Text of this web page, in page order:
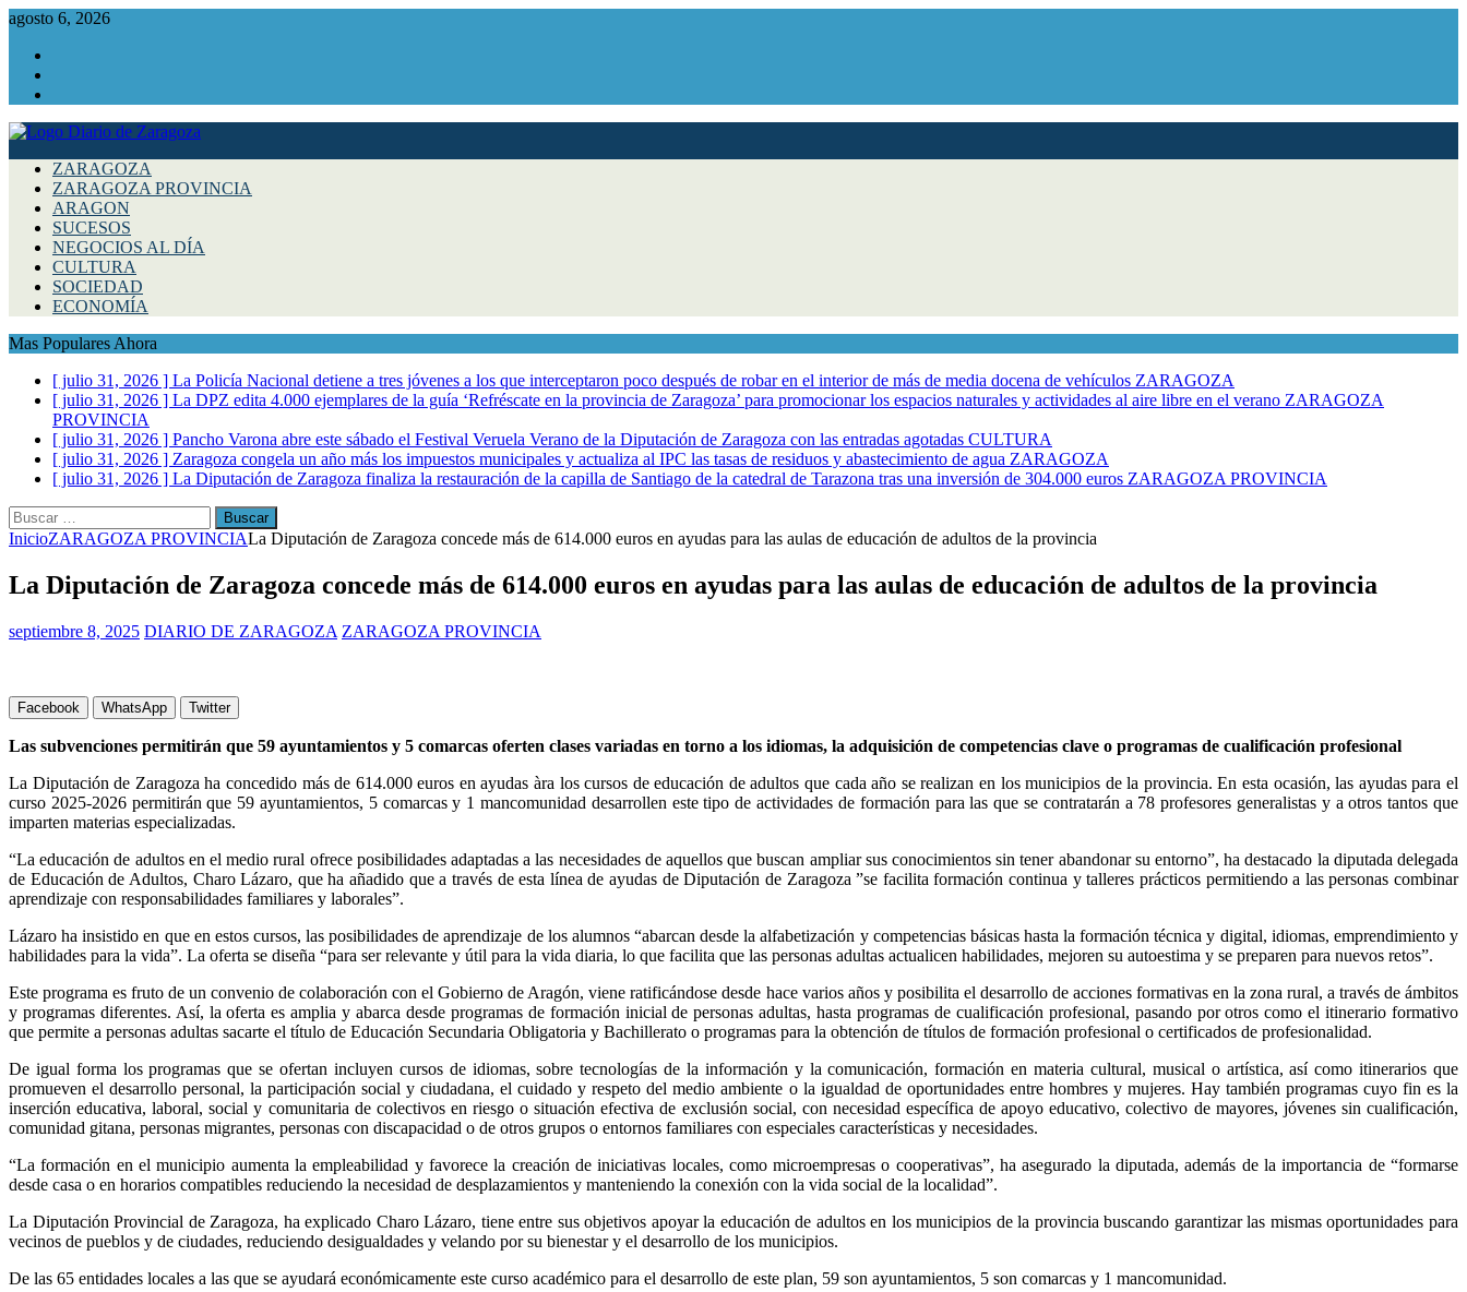
agosto 6, 2026
ZARAGOZA
ZARAGOZA PROVINCIA
ARAGON
SUCESOS
NEGOCIOS AL DÍA
CULTURA
SOCIEDAD
ECONOMÍA
Mas Populares Ahora
[ julio 31, 2026 ] La Policía Nacional detiene a tres jóvenes a los que interceptaron poco después de robar en el interior de más de media docena de vehículos ZARAGOZA
[ julio 31, 2026 ] La DPZ edita 4.000 ejemplares de la guía ‘Refréscate en la provincia de Zaragoza’ para promocionar los espacios naturales y actividades al aire libre en el verano ZARAGOZA
PROVINCIA
[ julio 31, 2026 ] Pancho Varona abre este sábado el Festival Veruela Verano de la Diputación de Zaragoza con las entradas agotadas CULTURA
[ julio 31, 2026 ] Zaragoza congela un año más los impuestos municipales y actualiza al IPC las tasas de residuos y abastecimiento de agua ZARAGOZA
[ julio 31, 2026 ] La Diputación de Zaragoza finaliza la restauración de la capilla de Santiago de la catedral de Tarazona tras una inversión de 304.000 euros ZARAGOZA PROVINCIA
Buscar:
InicioZARAGOZA PROVINCIALa Diputación de Zaragoza concede más de 614.000 euros en ayudas para las aulas de educación de adultos de la provincia
La Diputación de Zaragoza concede más de 614.000 euros en ayudas para las aulas de educación de adultos de la provincia
septiembre 8, 2025 DIARIO DE ZARAGOZA ZARAGOZA PROVINCIA
Facebook WhatsApp Twitter
Las subvenciones permitirán que 59 ayuntamientos y 5 comarcas oferten clases variadas en torno a los idiomas, la adquisición de competencias clave o programas de cualificación profesional
La Diputación de Zaragoza ha concedido más de 614.000 euros en ayudas àra los cursos de educación de adultos que cada año se realizan en los municipios de la provincia. En esta ocasión, las ayudas para el
curso 2025-2026 permitirán que 59 ayuntamientos, 5 comarcas y 1 mancomunidad desarrollen este tipo de actividades de formación para las que se contratarán a 78 profesores generalistas y a otros tantos que
imparten materias especializadas.
“La educación de adultos en el medio rural ofrece posibilidades adaptadas a las necesidades de aquellos que buscan ampliar sus conocimientos sin tener abandonar su entorno”, ha destacado la diputada delegada
de Educación de Adultos, Charo Lázaro, que ha añadido que a través de esta línea de ayudas de Diputación de Zaragoza ”se facilita formación continua y talleres prácticos permitiendo a las personas combinar
aprendizaje con responsabilidades familiares y laborales”.
Lázaro ha insistido en que en estos cursos, las posibilidades de aprendizaje de los alumnos “abarcan desde la alfabetización y competencias básicas hasta la formación técnica y digital, idiomas, emprendimiento y
habilidades para la vida”. La oferta se diseña “para ser relevante y útil para la vida diaria, lo que facilita que las personas adultas actualicen habilidades, mejoren su autoestima y se preparen para nuevos retos”.
Este programa es fruto de un convenio de colaboración con el Gobierno de Aragón, viene ratificándose desde hace varios años y posibilita el desarrollo de acciones formativas en la zona rural, a través de ámbitos
y programas diferentes. Así, la oferta es amplia y abarca desde programas de formación inicial de personas adultas, hasta programas de cualificación profesional, pasando por otros como el itinerario formativo
que permite a personas adultas sacarte el título de Educación Secundaria Obligatoria y Bachillerato o programas para la obtención de títulos de formación profesional o certificados de profesionalidad.
De igual forma los programas que se ofertan incluyen cursos de idiomas, sobre tecnologías de la información y la comunicación, formación en materia cultural, musical o artística, así como itinerarios que
promueven el desarrollo personal, la participación social y ciudadana, el cuidado y respeto del medio ambiente o la igualdad de oportunidades entre hombres y mujeres. Hay también programas cuyo fin es la
inserción educativa, laboral, social y comunitaria de colectivos en riesgo o situación efectiva de exclusión social, con necesidad específica de apoyo educativo, colectivo de mayores, jóvenes sin cualificación,
comunidad gitana, personas migrantes, personas con discapacidad o de otros grupos o entornos familiares con especiales características y necesidades.
“La formación en el municipio aumenta la empleabilidad y favorece la creación de iniciativas locales, como microempresas o cooperativas”, ha asegurado la diputada, además de la importancia de “formarse
desde casa o en horarios compatibles reduciendo la necesidad de desplazamientos y manteniendo la conexión con la vida social de la localidad”.
La Diputación Provincial de Zaragoza, ha explicado Charo Lázaro, tiene entre sus objetivos apoyar la educación de adultos en los municipios de la provincia buscando garantizar las mismas oportunidades para
vecinos de pueblos y de ciudades, reduciendo desigualdades y velando por su bienestar y el desarrollo de los municipios.
De las 65 entidades locales a las que se ayudará económicamente este curso académico para el desarrollo de este plan, 59 son ayuntamientos, 5 son comarcas y 1 mancomunidad.